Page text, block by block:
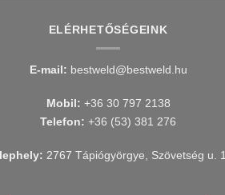
ELÉRHETŐSÉGEINK
E-mail: bestweld@bestweld.hu
Mobil: +36 30 797 2138
Telefon: +36 (53) 381 276
2767 Tápiógyörgye, Szövetség u. 1.